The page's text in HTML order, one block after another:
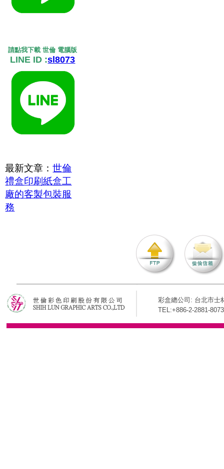
請點我下載 世倫 電腦版
LINE ID :sl8073
最新文章：世倫
禮盒印刷紙盒工
廠的客製包裝服
務
彩盒總公司: 台北市士
TEL:+886-2-2881-